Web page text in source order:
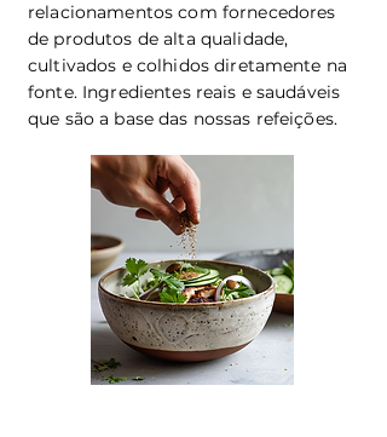
relacionamentos com fornecedores
de produtos de alta qualidade,
cultivados e colhidos diretamente na
fonte. Ingredientes reais e saudáveis ​​
que são a base das nossas refeições.